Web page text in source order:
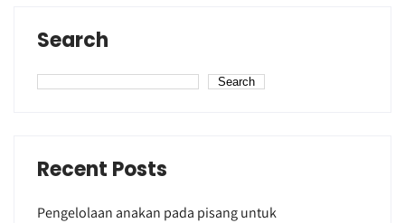
Search
Search
Recent Posts
Pengelolaan anakan pada pisang untuk